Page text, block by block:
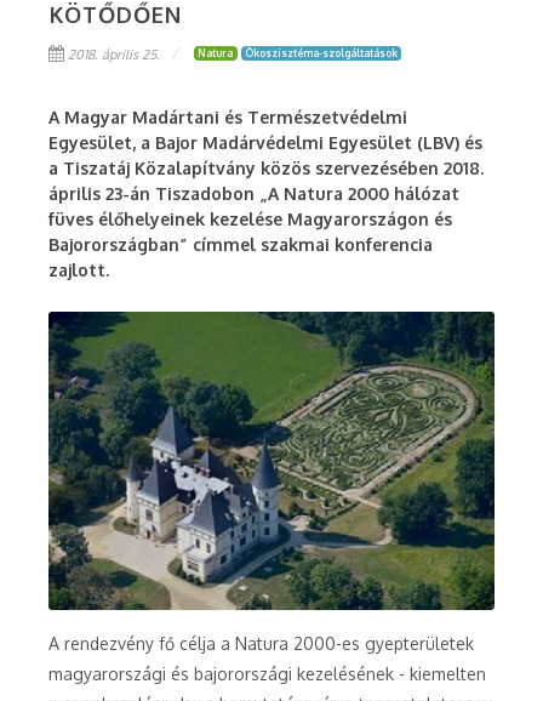
KÖTŐDŐEN
2018. április 25. Natura Ökoszisztéma-szolgáltatások
A Magyar Madártani és Természetvédelmi
Egyesület, a Bajor Madárvédelmi Egyesület (LBV) és
a Tiszatáj Közalapítvány közös szervezésében 2018.
április 23-án Tiszadobon „A Natura 2000 hálózat
füves élőhelyeinek kezelése Magyarországon és
Bajorországban” címmel szakmai konferencia
zajlott.
A rendezvény fő célja a Natura 2000-es gyepterületek
magyarországi és bajorországi kezelésének - kiemelten